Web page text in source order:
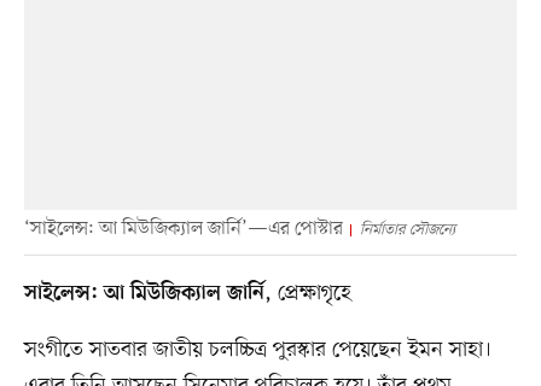
‘সাইলেন্স: আ মিউজিক্যাল জার্নি’—এর পোস্টার নির্মাতার সৌজন্যে
সাইলেন্স: আ মিউজিক্যাল জার্নি, প্রেক্ষাগৃহে
সংগীতে সাতবার জাতীয় চলচ্চিত্র পুরস্কার পেয়েছেন ইমন সাহা।